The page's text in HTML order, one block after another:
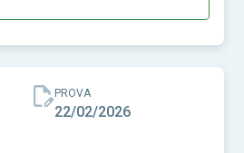
PROVA
22/02/2026